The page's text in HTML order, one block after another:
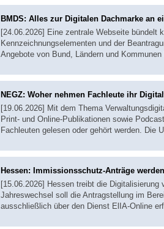
BMDS: Alles zur Digitalen Dachmarke an
[24.06.2026] Eine zentrale Webseite bündelt
Kennzeichnungselementen und der
Angebote von Bund, Ländern und
NEGZ: Woher nehmen Fachleute ihr
[19.06.2026] Mit dem Thema
Print- und Online-Publikationen sowie
Fachleuten gelesen oder gehört werden. Die
Hessen: Immissionsschutz-Anträge
[15.06.2026] Hessen treibt die
Jahreswechsel soll die Antragstellung im
ausschließlich über den Dienst ElIA-Online